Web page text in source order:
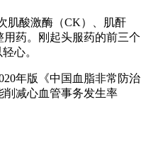
酸激酶（CK）、肌酐
用药。刚起头服药的前三个
心。
年版《中国血脂非常防治
减心血管事务发生率